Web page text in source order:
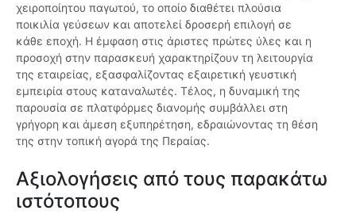
χειροποίητου παγωτού, το οποίο διαθέτει πλούσια
ποικιλία γεύσεων και αποτελεί δροσερή επιλογή σε
κάθε εποχή. Η έμφαση στις άριστες πρώτες ύλες και η
προσοχή στην παρασκευή χαρακτηρίζουν τη λειτουργία
της εταιρείας, εξασφαλίζοντας εξαιρετική γευστική
εμπειρία στους καταναλωτές. Τέλος, η δυναμική της
παρουσία σε πλατφόρμες διανομής συμβάλλει στη
γρήγορη και άμεση εξυπηρέτηση, εδραιώνοντας τη θέση
της στην τοπική αγορά της Περαίας.
Αξιολογήσεις από τους παρακάτω
ιστότοπους